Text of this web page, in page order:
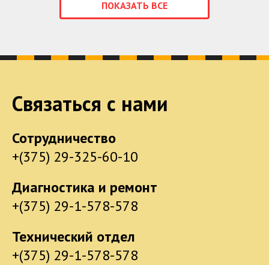
ПОКАЗАТЬ ВСЕ
Связаться с нами
Сотрудничество
+(375) 29-325-60-10
Диагностика и ремонт
+(375) 29-1-578-578
Технический отдел
+(375) 29-1-578-578